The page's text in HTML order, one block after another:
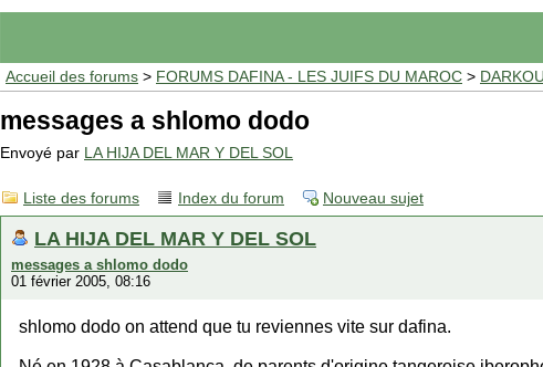
Accueil des forums > FORUMS DAFINA - LES JUIFS DU MAROC >
messages a shlomo dodo
Envoyé par LA HIJA DEL MAR Y DEL SOL
Liste des forums Index du forum Nouveau sujet
LA HIJA DEL MAR Y DEL SOL
messages a shlomo dodo
01 février 2005, 08:16
shlomo dodo on attend que tu reviennes vite sur dafina.